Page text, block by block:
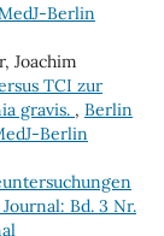
Berlin
Joachim
TCI zur
gravis. , Berlin
Berlin
Bd. 3 Nr.